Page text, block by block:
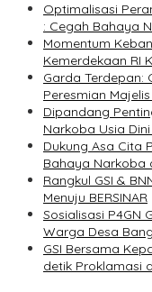
Optimalisasi
: Cegah Bahaya
Momentum
Kemerdekaan RI
Garda Terdepan:
Peresmian
Dipandang
Narkoba Usia
Dukung Asa Cita
Bahaya Narkoba
Rangkul GSI &
Menuju BERSINAR
Sosialisasi P4GN
Warga Desa
GSI Bersama
detik Proklamasi